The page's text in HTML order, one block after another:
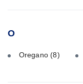
O
Oregano(8)